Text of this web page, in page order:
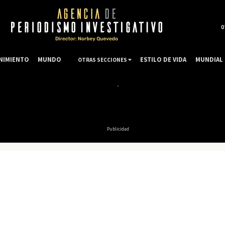
Publicidad
MUNDO OTRAS SECCIONES ESTILO DE VIDA MUNDIAL